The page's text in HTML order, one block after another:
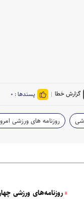
گزارش خطا پسندها : ۰
روزنامه های ورزشی
روزنامه‌های ورزشی